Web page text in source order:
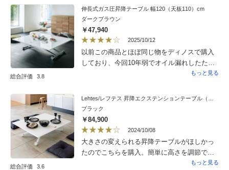
箱から出しました。説明書にも書いてありま
したが、CFや畳などで使う予定の方は形がつ
かないようにカーペットや敷物などの上で使
われた方が良さそうです。テーブルは、梱包
もしっかりなされていて、表面に凹みもキズ
もなく綺麗でした。重いだけに、足元もしっ
かりしてそうです。天板の開閉やスライドは1
に来てくださった方々は、事前に連絡も下さ
り、運び込みもとても丁寧で、親切な方たち
でした。
総合評価 3.8
伸長式ガス圧昇降テーブル 幅120（天板110）cm
ダークブラウン
￥47,940
2025/10/12
以前この商品とほぼ同じ物をディノスで購入
しており、今回10年弱でオイル漏れしたため
新しいリビングテーブルを検討しましたが天
て重宝していたのでいろいろ悩んでこちらを
購入しました。悩んだ点は、以前のものは使
用して保証過ぎた後に高さ調整する箇所のワ
イヤーが切れてしまい、天板等まだまだキレ
イなため有料修理や部品を取寄せたいと連絡
したが対応不可だった点です。低い位置で固
定されていたのでその後も使い続けたが高さ
もっと見る
総合評価 3.6
ブラック
￥84,900
2024/10/08
大きさの変えられる昇降テーブルがほしかっ
たのでこちらを購入。簡単に高さを調節で
き、広げれば倍のスペースになるので大変重
もっと見る